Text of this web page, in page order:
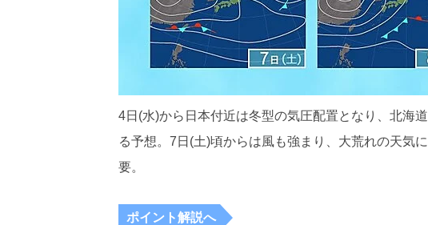
4日(水)から日本付近は冬型の気圧配置となり、北海
る予想。7日(土)頃からは風も強まり、大荒れの天気
要。
ポイント解説へ